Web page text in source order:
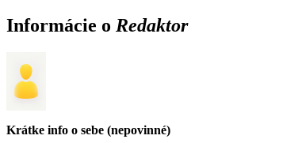
Informácie o Redaktor
Krátke info o sebe (nepovinné)